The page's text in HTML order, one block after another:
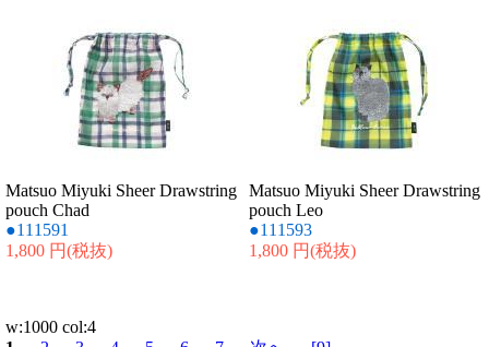
Matsuo Miyuki Sheer Drawstring
pouch Chad
●111591
1,800 円(税抜)
Matsuo Miyuki Sheer Drawstring
pouch Leo
●111593
1,800 円(税抜)
w:1000 col:4